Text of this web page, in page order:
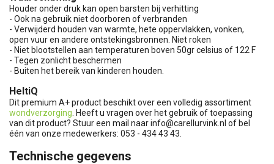
Houder onder druk kan open barsten bij verhitting
- Ook na gebruik niet doorboren of verbranden
- Verwijderd houden van warmte, hete oppervlakken, vonken,
open vuur en andere ontstekingsbronnen. Niet roken
- Niet blootstellen aan temperaturen boven 50gr celsius of 122 F
- Tegen zonlicht beschermen
- Buiten het bereik van kinderen houden.
HeltiQ
Dit premium A+ product beschikt over een volledig assortiment
wondverzorging . Heeft u vragen over het gebruik of toepassing
van dit product? Stuur een mail naarinfo@carellurvink.nl of bel
één van onze medewerkers: 053 - 434 43 43.
Technische gegevens